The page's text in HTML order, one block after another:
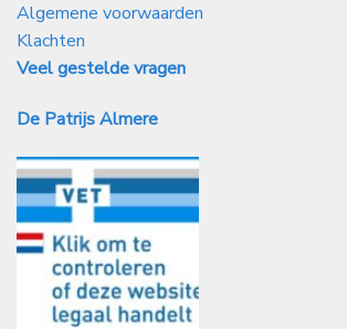
Algemene voorwaarden
Klachten
Veel gestelde vragen
De Patrijs Almere